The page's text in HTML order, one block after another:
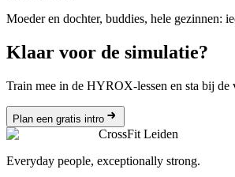
Moeder en dochter, buddies, hele gezinnen:
Klaar voor de simulatie?
Train mee in de HYROX-lessen en sta bij de
Plan een gratis intro
CrossFit Leiden
Everyday people, exceptionally strong.